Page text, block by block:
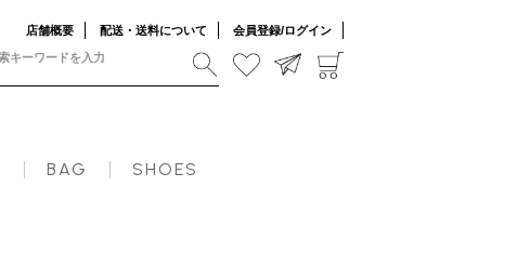
店舗概要 配送・送料について 会員登録/ログイン
BAG SHOES